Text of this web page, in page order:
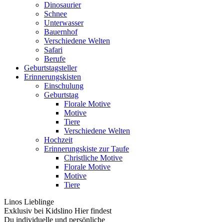
Dinosaurier
Schnee
Unterwasser
Bauernhof
Verschiedene Welten
Safari
Berufe
Geburtstagsteller
Erinnerungskisten
Einschulung
Geburtstag
Florale Motive
Motive
Tiere
Verschiedene Welten
Hochzeit
Erinnerungskiste zur Taufe
Christliche Motive
Florale Motive
Motive
Tiere
Linos Lieblinge
Exklusiv bei Kidslino Hier findest
Du individuelle und persönliche